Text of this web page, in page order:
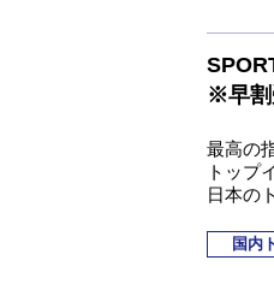
※早割
最高の
トップ
日本の
国内